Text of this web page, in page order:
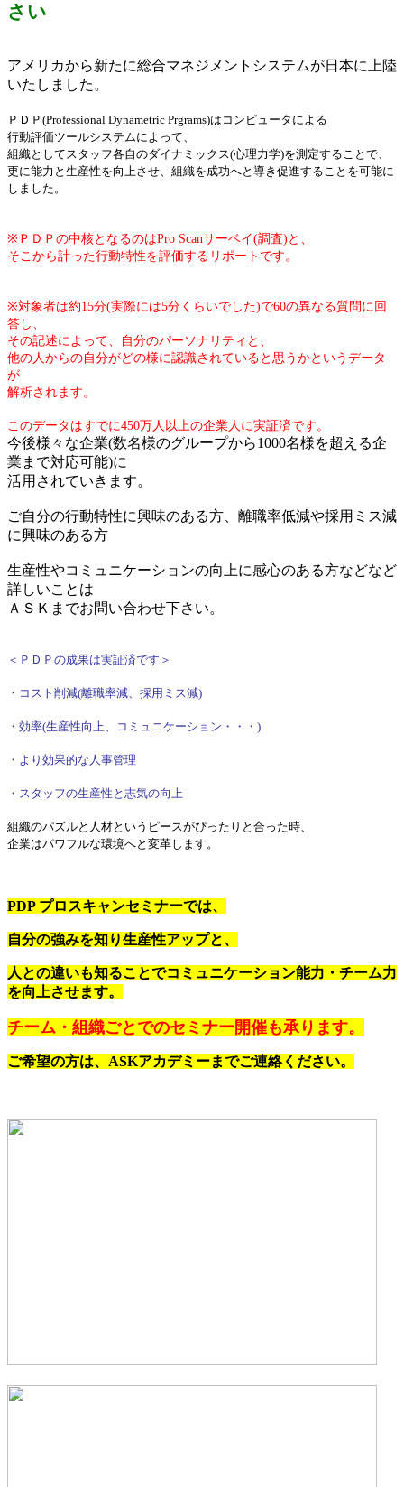
さい
アメリカから新たに総合マネジメントシステムが日本に上陸
いたしました。
ＰＤＰ(Professional Dynametric Prgrams)はコンピュータによる
行動評価ツールシステムによって、
組織としてスタッフ各自のダイナミックス(心理力学)を測定することで、
更に能力と生産性を向上させ、組織を成功へと導き促進することを可能に
しました。
※ＰＤＰの中核となるのはPro Scanサーベイ(調査)と、
そこから計った行動特性を評価するリポートです。
※対象者は約15分(実際には5分くらいでした)で60の異なる質問に回
答し、
その記述によって、自分のパーソナリティと、
他の人からの自分がどの様に認識されていると思うかというデータ
が
解析されます。
このデータはすでに450万人以上の企業人に実証済です。
今後様々な企業(数名様のグループから1000名様を超える企
業まで対応可能)に
活用されていきます。
ご自分の行動特性に興味のある方、離職率低減や採用ミス減
に興味のある方
生産性やコミュニケーションの向上に感心のある方などなど
詳しいことは
ＡＳＫまでお問い合わせ下さい。
＜ＰＤＰの成果は実証済です＞
・コスト削減(離職率減、採用ミス減)
・効率(生産性向上、コミュニケーション・・・)
・より効果的な人事管理
・スタッフの生産性と志気の向上
組織のパズルと人材というピースがぴったりと合った時、
企業はパワフルな環境へと変革します。
PDP プロスキャンセミナーでは、
自分の強みを知り生産性アップと、
人との違いも知ることでコミュニケーション能力・チーム力
を向上させます。
チーム・組織ごとでのセミナー開催も承ります。
ご希望の方は、ASKアカデミーまでご連絡ください。